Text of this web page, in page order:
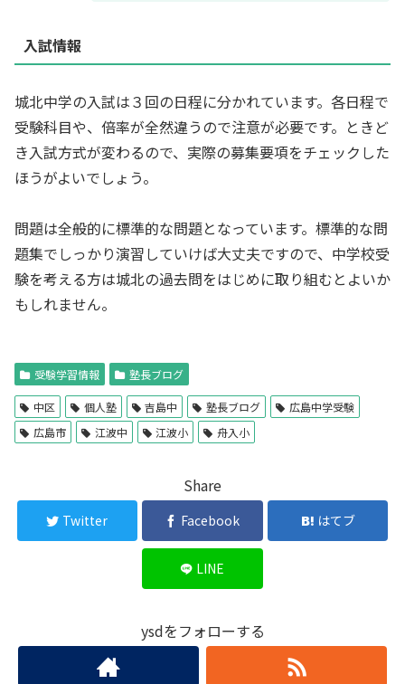
入試情報
城北中学の入試は３回の日程に分かれています。各日程で
受験科目や、倍率が全然違うので注意が必要です。ときど
き入試方式が変わるので、実際の募集要項をチェックした
ほうがよいでしょう。
問題は全般的に標準的な問題となっています。標準的な問
題集でしっかり演習していけば大丈夫ですので、中学校受
験を考える方は城北の過去問をはじめに取り組むとよいか
もしれません。
受験学習情報 塾長ブログ
中区 個人塾 吉島中 塾長ブログ
広島中学受験
広島市
江波中 江波小 舟入小
Share
Twitter Facebook はてブ
LINE
ysdをフォローする